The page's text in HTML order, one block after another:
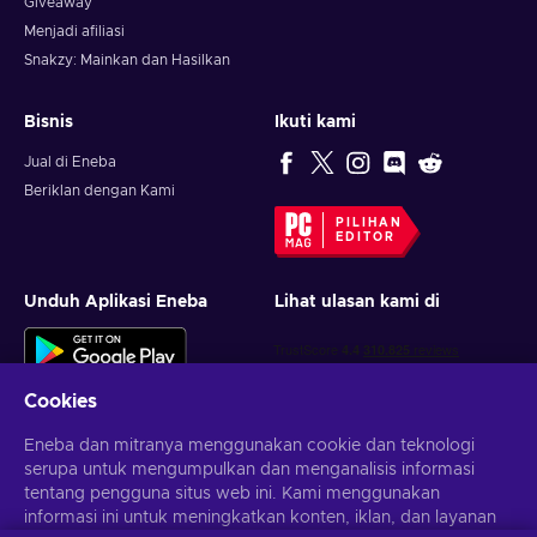
Animasi Dribble Khas
pustaka animasi dribel khas yang diperluas, yang
memungkinkan kamu menampilkan gaya unik pemain
Regimen Pelatihan yang Diperluas: Kembangkan
keterampilan pemainmu dengan sistem pelatihan yang
lebih komprehensif yang mencakup latihan yang
dipersonalisasi, tantangan keterampilan, dan analisis
kinerja untuk membantumu menyempurnakan setiap
gaya bermain MyPlayer kamu dengan opsi penyesuaian
baru, yang memungkinkanmu fokus pada atribut dan
kemampuan spesifik yang sesuai dengan cara bermain
Inovasi MyTeam
Kartu Evolusi Langsung: Kartu di MyTeam sekarang
berkembang secara real-time berdasarkan performa
Menjadi afiliasi
Snakzy: Mainkan dan Hasilkan
Bisnis
Jual di Eneba
Beriklan dengan Kami
Ikuti kami
PILIHAN
EDITOR
Unduh Aplikasi Eneba Lihat ulasan kami di
Dapatkan penawaran game yang dipersonalisasi
Cookies
Eneba dan mitranya menggunakan cookie dan teknologi
serupa untuk mengumpulkan dan menganalisis informasi
tentang pengguna situs web ini. Kami menggunakan
informasi ini untuk meningkatkan konten, iklan, dan layanan